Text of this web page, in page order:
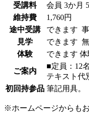
受講料 会員 3か月
維持費
1,760円
途中受講
できます
見学
できます
体験
できます 体
ご案内
■定員：12
テキスト代
初回持参品 筆記用具。
※ホームページからも